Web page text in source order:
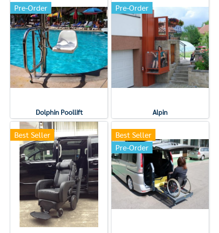
Pre-Order
Dolphin Poollift
Pre-Order
Alpin
Best Seller
Best Seller
Pre-Order